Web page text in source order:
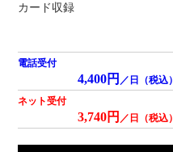
カード収録
電話受付
4,400円 ／日（税込）
ネット受付
3,740円 ／日（税込）